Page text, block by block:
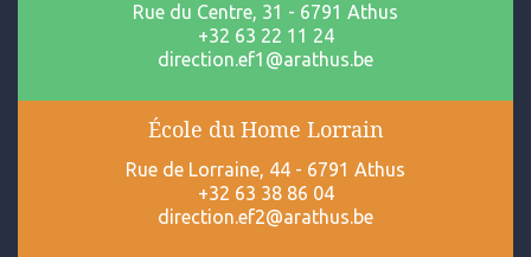
Rue du Centre, 31 - 6791 Athus
+32 63 22 11 24
direction.ef1@arathus.be
École du Home Lorrain
Rue de Lorraine, 44 - 6791 Athus
+32 63 38 86 04
direction.ef2@arathus.be